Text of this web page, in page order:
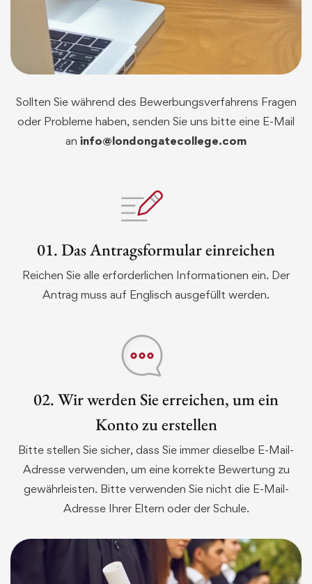
Sollten Sie während des Bewerbungsverfahrens Fragen
oder Probleme haben, senden Sie uns bitte eine E-Mail
an info@londongatecollege.com
01. Das Antragsformular einreichen
Reichen Sie alle erforderlichen Informationen ein. Der
Antrag muss auf Englisch ausgefüllt werden.
02. Wir werden Sie erreichen, um ein
Konto zu erstellen
Bitte stellen Sie sicher, dass Sie immer dieselbe E-Mail-
Adresse verwenden, um eine korrekte Bewertung zu
gewährleisten. Bitte verwenden Sie nicht die E-Mail-
Adresse Ihrer Eltern oder der Schule.